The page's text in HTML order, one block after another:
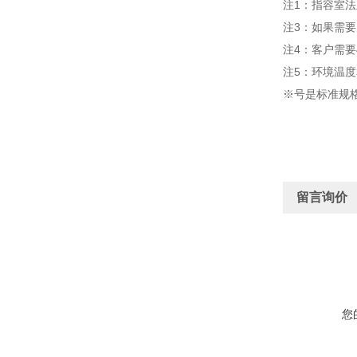
注1：指容室
注3：如果需
注4：客户需
注5：环境温
※号是标准规
留言询价
您